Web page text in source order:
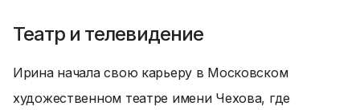
Театр и телевидение
Ирина начала свою карьеру в Московском
художественном театре имени Чехова, где